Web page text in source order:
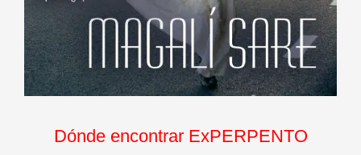
Dónde encontrar ExPERPENTO